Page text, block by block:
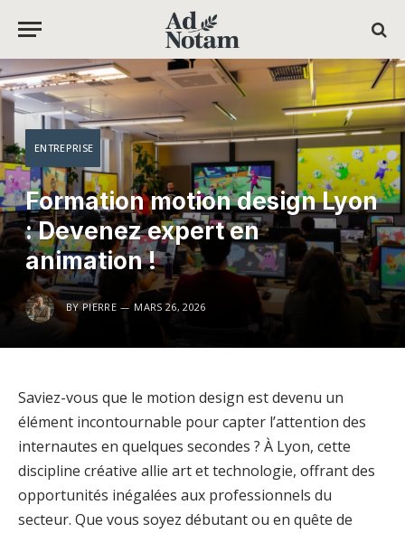
ENTREPRISE
Formation motion design Lyon
: Devenez expert en
animation !
BY PIERRE MARS 26, 2026
Saviez-vous que le motion design est devenu un
élément incontournable pour capter l’attention des
internautes en quelques secondes ? À Lyon, cette
discipline créative allie art et technologie, offrant des
opportunités inégalées aux professionnels du
secteur. Que vous soyez débutant ou en quête de